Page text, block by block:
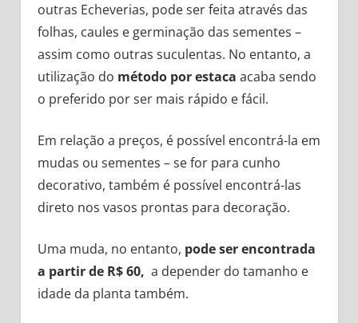
outras Echeverias, pode ser feita através das
folhas, caules e germinação das sementes –
assim como outras suculentas. No entanto, a
utilização do método por estaca acaba sendo
o preferido por ser mais rápido e fácil.
Em relação a preços, é possível encontrá-la em
mudas ou sementes – se for para cunho
decorativo, também é possível encontrá-las
direto nos vasos prontas para decoração.
Uma muda, no entanto, pode ser encontrada
a partir de R$ 60, a depender do tamanho e
idade da planta também.